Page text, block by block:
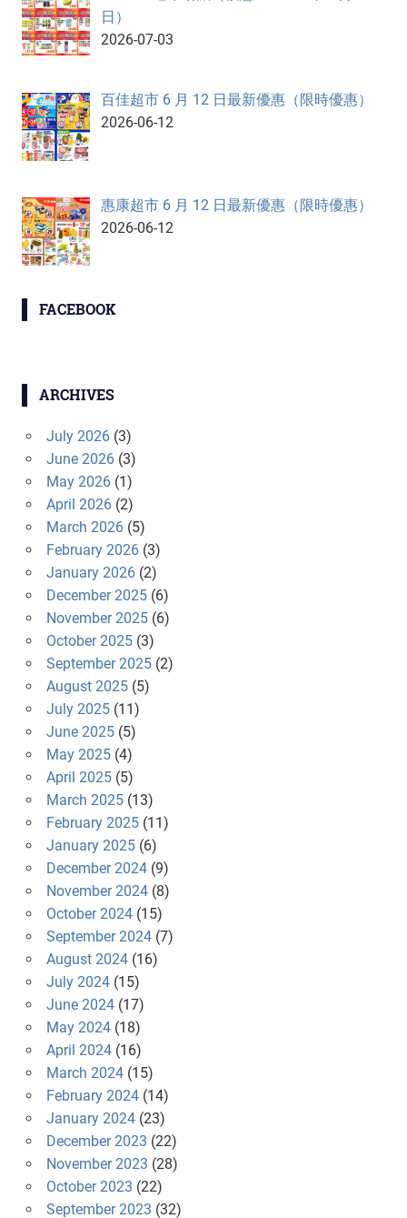
日）
2026-07-03
百佳超市 6 月 12 日最新優惠（限時優惠）
2026-06-12
惠康超市 6 月 12 日最新優惠（限時優惠）
2026-06-12
FACEBOOK
ARCHIVES
July 2026(3)
June 2026(3)
May 2026(1)
April 2026(2)
March 2026(5)
February 2026(3)
January 2026(2)
December 2025(6)
November 2025(6)
October 2025(3)
September 2025(2)
August 2025(5)
July 2025(11)
June 2025(5)
May 2025(4)
April 2025(5)
March 2025(13)
February 2025(11)
January 2025(6)
December 2024(9)
November 2024(8)
October 2024(15)
September 2024(7)
August 2024(16)
July 2024(15)
June 2024(17)
May 2024(18)
April 2024(16)
March 2024(15)
February 2024(14)
January 2024(23)
December 2023 (22)
November 2023 (28)
October 2023 (22)
September 2023 (32)